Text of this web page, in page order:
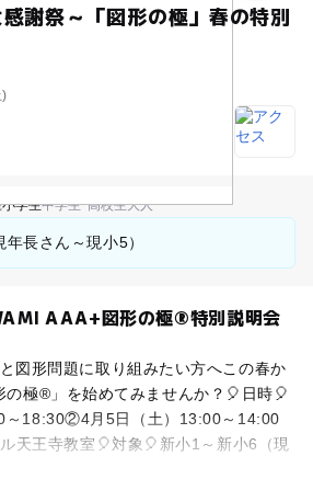
感謝祭～「図形の極」春の特別
小学生中学生･高校生大人
長さん～現小5）
AAA+図形の極®特別説明会
図形問題に取り組みたい方へこの春か
の極®」を始めてみませんか？🎈日時🎈
18:30②4月5日（土）13:00～14:00
天王寺教室🎈対象🎈新小1～新小6（現